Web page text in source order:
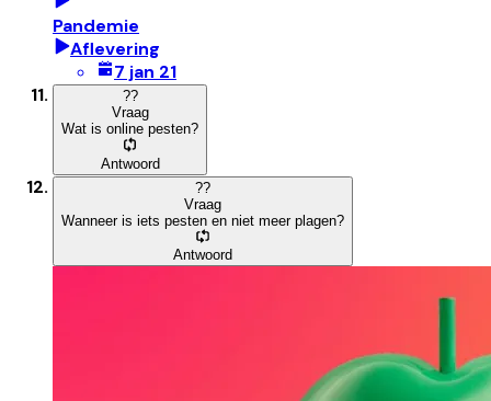
Pandemie
Aflevering
7 jan 21
??
Vraag
Wat is online pesten?
Antwoord
??
Vraag
Wanneer is iets pesten en niet meer plagen?
Antwoord